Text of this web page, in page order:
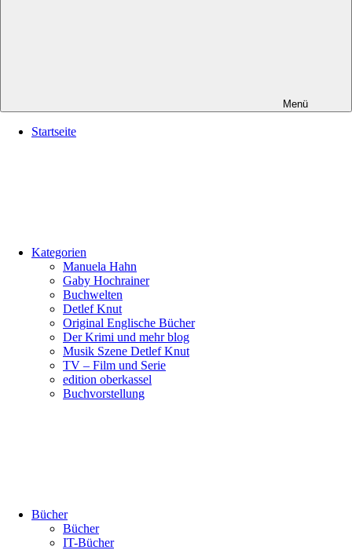
Menü
Startseite
Kategorien
Manuela Hahn
Gaby Hochrainer
Buchwelten
Detlef Knut
Original Englische Bücher
Der Krimi und mehr blog
Musik Szene Detlef Knut
TV – Film und Serie
edition oberkassel
Buchvorstellung
Bücher
Bücher
IT-Bücher